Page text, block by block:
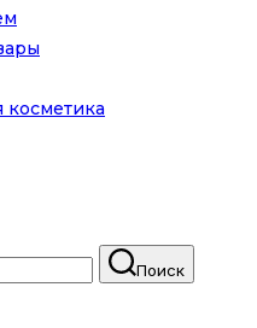
косметика
Поиск